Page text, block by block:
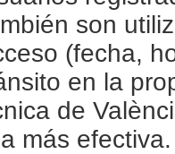
son
(fecha,
en la
de
más efectiva.